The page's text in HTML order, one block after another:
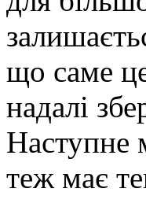
що саме
надалі
Наступне
теж має